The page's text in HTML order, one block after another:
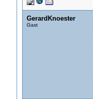
GerardKnoester
Gast